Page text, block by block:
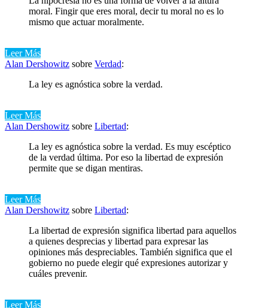
moral. Fingir que eres moral, decir tu moral no es lo
mismo que actuar moralmente.
Leer Más
Alan Dershowitz sobre Verdad:
La ley es agnóstica sobre la verdad.
Leer Más
Alan Dershowitz sobre Libertad:
La ley es agnóstica sobre la verdad. Es muy escéptico
de la verdad última. Por eso la libertad de expresión
permite que se digan mentiras.
Leer Más
Alan Dershowitz sobre Libertad:
La libertad de expresión significa libertad para aquellos
a quienes desprecias y libertad para expresar las
opiniones más despreciables. También significa que el
gobierno no puede elegir qué expresiones autorizar y
cuáles prevenir.
Leer Más